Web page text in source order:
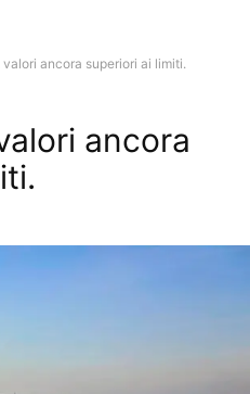
ancora superiori ai limiti.
ancora